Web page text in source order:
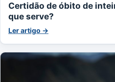
Certidão de óbito de
que serve?
Ler artigo →